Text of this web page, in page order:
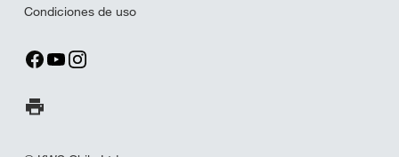
Condiciones de uso
Imprimir página